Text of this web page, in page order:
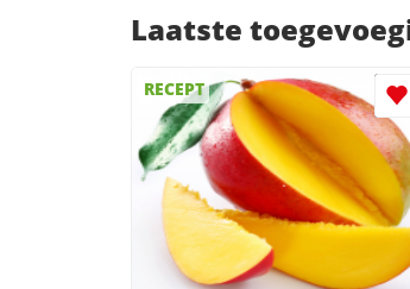
Laatste
RECEPT